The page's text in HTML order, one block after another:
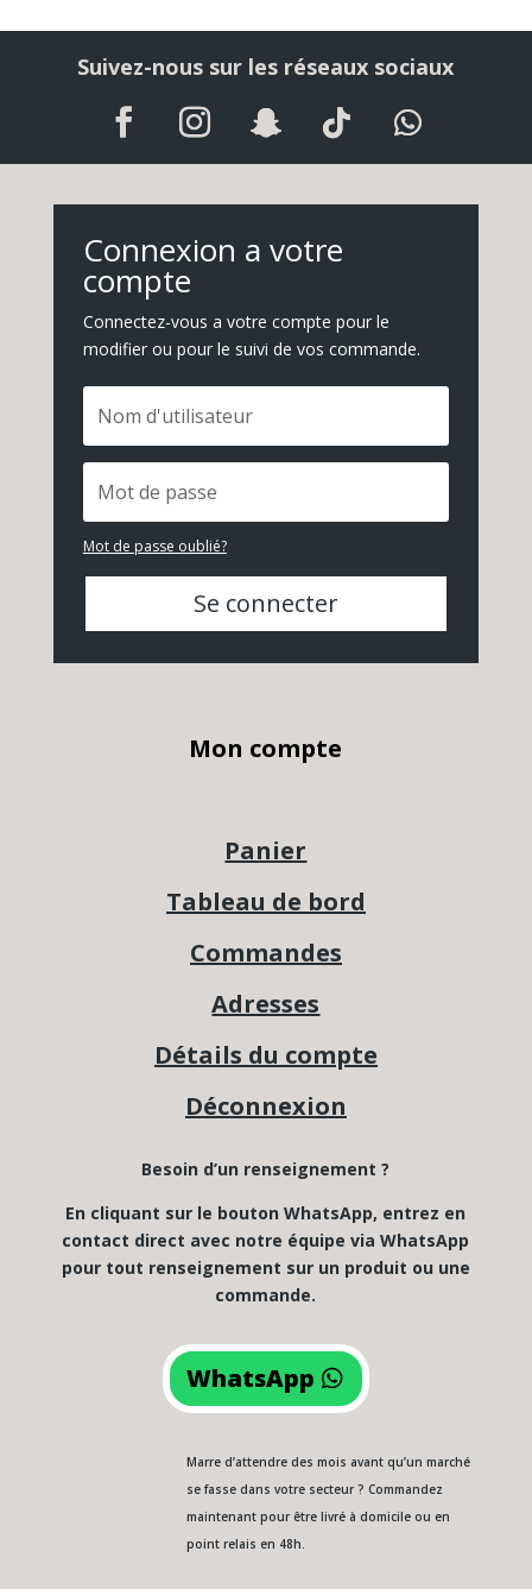
Suivez-nous sur les réseaux sociaux
Connexion a votre
compte
Connectez-vous a votre compte pour le
modifier ou pour le suivi de vos commande.
Mot de passe oublié?
Se connecter
Mon compte
Panier
Tableau de bord
Commandes
Adresses
Détails du compte
Déconnexion
Besoin d’un renseignement ?
En cliquant sur le bouton WhatsApp, entrez en
contact direct avec notre équipe via WhatsApp
pour tout renseignement sur un produit ou une
commande.
WhatsApp
Marre d’attendre des mois avant qu’un marché
se fasse dans votre secteur ? Commandez
maintenant pour être livré à domicile ou en
point relais en 48h.